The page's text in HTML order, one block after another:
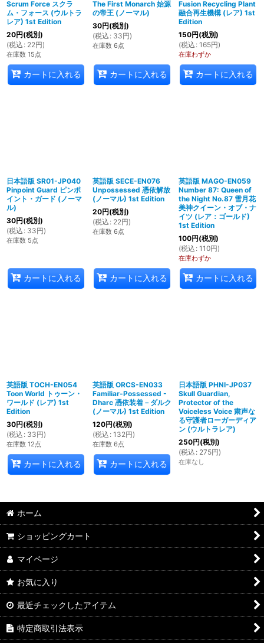
Scrum Force スクラ
ム・フォース (ウルトラ
レア) 1st Edition
20円(税別)
(税込 : 22円)
在庫数 15点
カートに入れる
The First Monarch 始源
の帝王 (ノーマル)
30円(税別)
(税込 : 33円)
在庫数 6点
カートに入れる
Fusion Recycling Plant
融合再生機構 (レア) 1st
Edition
150円(税別)
(税込 : 165円)
在庫わずか
カートに入れる
日本語版 SR01-JP040
Pinpoint Guard ピンポ
イント・ガード (ノーマ
ル)
30円(税別)
(税込 : 33円)
在庫数 5点
カートに入れる
英語版 SECE-EN076
Unpossessed 憑依解放
(ノーマル) 1st Edition
20円(税別)
(税込 : 22円)
在庫数 6点
カートに入れる
英語版 MAGO-EN059
Number 87: Queen of
the Night No.87 雪月花
美神クイーン・オブ・ナ
イツ (レア：ゴールド)
1st Edition
100円(税別)
(税込 : 110円)
在庫わずか
カートに入れる
英語版 TOCH-EN054
Toon World トゥーン・
ワールド (レア) 1st
Edition
30円(税別)
(税込 : 33円)
在庫数 12点
カートに入れる
英語版 ORCS-EN033
Familiar-Possessed -
Dharc 憑依装着－ダルク
(ノーマル) 1st Edition
120円(税別)
(税込 : 132円)
在庫数 6点
カートに入れる
日本語版 PHNI-JP037
Skull Guardian,
Protector of the
Voiceless Voice 粛声な
る守護者ローガーディア
ン (ウルトラレア)
250円(税別)
(税込 : 275円)
在庫なし
ホーム
ショッピングカート
マイページ
お気に入り
最近チェックしたアイテム
特定商取引法表示